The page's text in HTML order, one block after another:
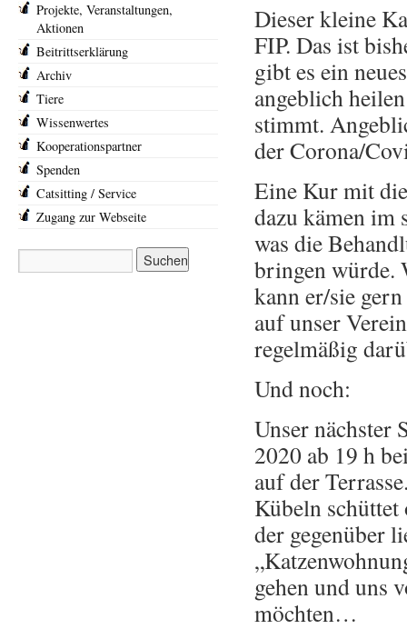
Dieser kleine
FIP. Das ist
gibt es ein
angeblich
stimmt.
der Corona/
Eine Kur mit
dazu kämen im
was die
bringen würde.
kann er/sie
auf unser
regelmäßig
Und noch:
Unser nächster
2020 ab 19 h
auf der
Kübeln
der gegenüber
gehen und uns
möchten…
Projekte, Veranstaltungen,
Aktionen
Beitrittserklärung
Archiv
Tiere
Wissenwertes
Kooperationspartner
Spenden
Catsitting / Service
Zugang zur Webseite